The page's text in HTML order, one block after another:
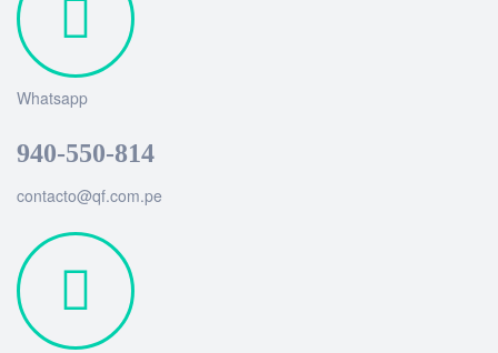
Whatsapp
940-550-814
contacto@qf.com.pe